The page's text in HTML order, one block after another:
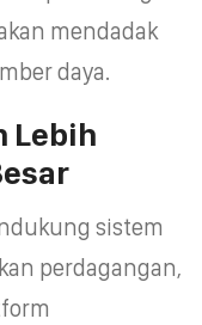
mendadak
daya.
Lebih
sistem
perdagangan,